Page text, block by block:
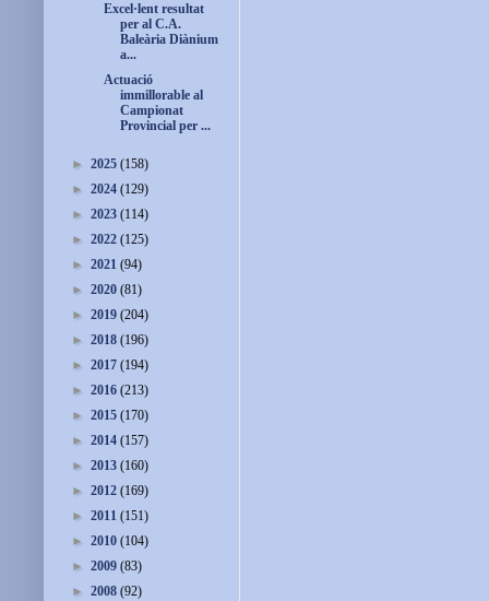
Excel·lent resultat
per al C.A.
Baleària Diànium
a...
Actuació
immillorable al
Campionat
Provincial per ...
► 2025 (158)
► 2024 (129)
► 2023 (114)
► 2022 (125)
► 2021 (94)
► 2020 (81)
► 2019 (204)
► 2018 (196)
► 2017 (194)
► 2016 (213)
► 2015 (170)
► 2014 (157)
► 2013 (160)
► 2012 (169)
► 2011 (151)
► 2010 (104)
► 2009 (83)
► 2008 (92)